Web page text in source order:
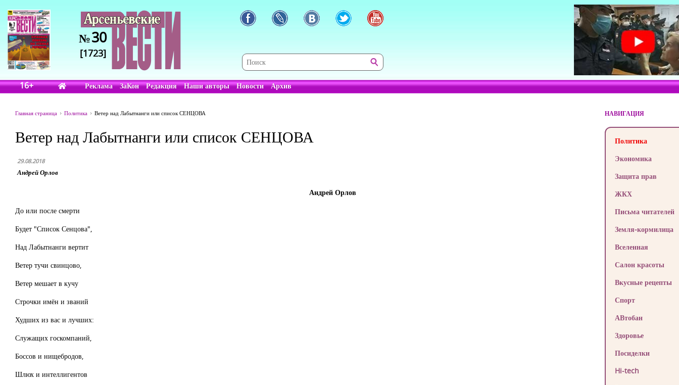
№30
[1723]
16+ Реклама ЗаКон Редакция Наши авторы Новости Архив
Главная страница Политика Ветер над Лабытнанги или список СЕНЦОВА
Ветер над Лабытнанги или список СЕНЦОВА
29.08.2018
Андрей Орлов
Андрей Орлов
До или после смерти
Будет "Список Сенцова",
Над Лабытнанги вертит
Ветер тучи свинцово,
Ветер мешает в кучу
Строчки имён и званий
Худших из вас и лучших:
Служащих госкомпаний,
Боссов и нищебродов,
Шлюх и интеллигентов
НАВИГАЦИЯ
Политика
Экономика
Защита прав
ЖКХ
Письма читателей
Земля-кормилица
Вселенная
Салон красоты
Вкусные рецепты
Спорт
АВтобан
Здоровье
Посиделки
Hi-tech